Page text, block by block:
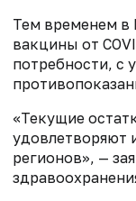
Тем временем
вакцины от
потребности, с
«Текущие
удовлетворяют
регионов», —